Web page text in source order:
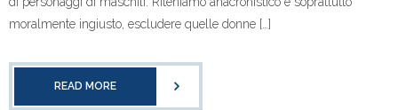
moralmente ingiusto, escludere quelle donne […]
READ MORE